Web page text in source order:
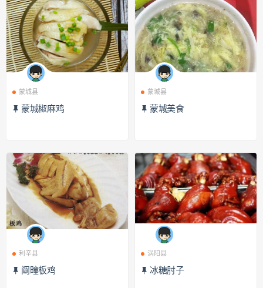
蒙城县
蒙城椒麻鸡
蒙城县
蒙城美食
利辛县
阚疃板鸡
涡阳县
冰糖肘子